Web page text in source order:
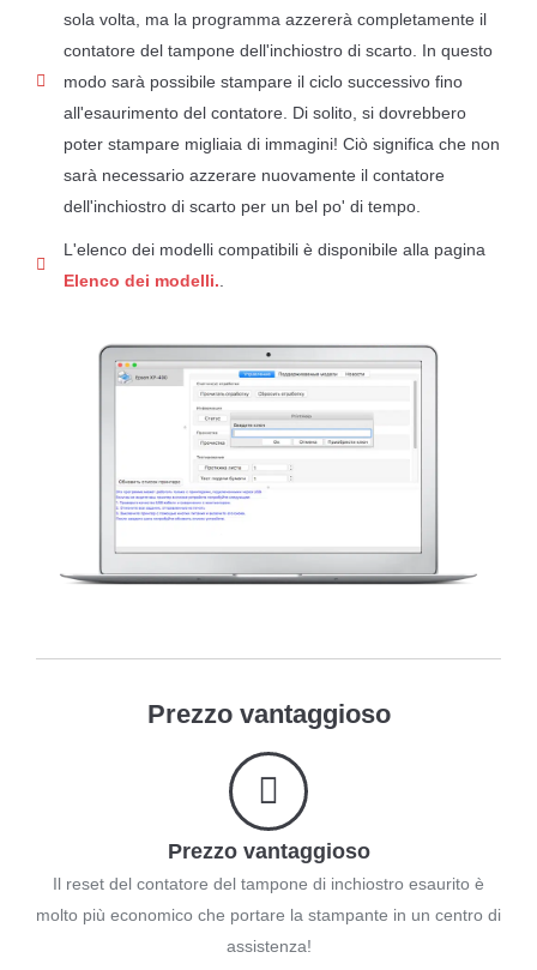
sola volta, ma la programma azzererà completamente il
contatore del tampone dell'inchiostro di scarto. In questo
modo sarà possibile stampare il ciclo successivo fino
all'esaurimento del contatore. Di solito, si dovrebbero
poter stampare migliaia di immagini! Ciò significa che non
sarà necessario azzerare nuovamente il contatore
dell'inchiostro di scarto per un bel po' di tempo.
L'elenco dei modelli compatibili è disponibile alla pagina
Elenco dei modelli..
Prezzo vantaggioso
Prezzo vantaggioso
Il reset del contatore del tampone di inchiostro esaurito è
molto più economico che portare la stampante in un centro di
assistenza!